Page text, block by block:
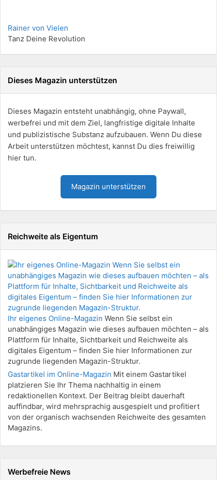
Rainer von Vielen
Tanz Deine Revolution
Dieses Magazin unterstützen
Dieses Magazin entsteht unabhängig, ohne Paywall,
werbefrei und mit dem Ziel, langfristige digitale Inhalte
und publizistische Substanz aufzubauen. Wenn Du diese
Arbeit unterstützen möchtest, kannst Du dies freiwillig
hier tun.
Magazin unterstützen
Reichweite als Eigentum
Ihr eigenes Online-Magazin Wenn Sie selbst ein
unabhängiges Magazin wie dieses aufbauen möchten – als
Plattform für Inhalte, Sichtbarkeit und Reichweite als
digitales Eigentum – finden Sie hier Informationen zur
zugrunde liegenden Magazin-Struktur.
Gastartikel im Online-Magazin Mit einem Gastartikel
platzieren Sie Ihr Thema nachhaltig in einem
redaktionellen Kontext. Der Beitrag bleibt dauerhaft
auffindbar, wird mehrsprachig ausgespielt und profitiert
von der organisch wachsenden Reichweite des gesamten
Magazins.
Werbefreie News